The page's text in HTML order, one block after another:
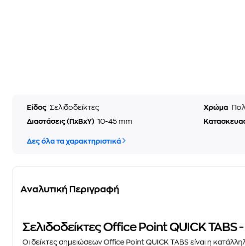
Είδος Σελιδοδείκτες Χρώμα
Διαστάσεις (ΠxΒxΥ) 10-45 mm
Δες όλα τα χαρακτηριστικά
Αναλυτική Περιγραφή
Σελιδοδείκτες Office Point QUICK
Οι δείκτες σημειώσεων Office Point QUICK TABS είναι η